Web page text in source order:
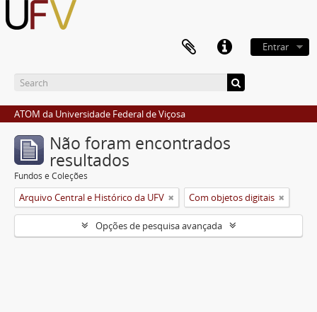
Entrar
ATOM da Universidade Federal de Viçosa
Não foram encontrados
resultados
Fundos e Coleções
Arquivo Central e Histórico da UFV Com objetos digitais
Opções de pesquisa avançada